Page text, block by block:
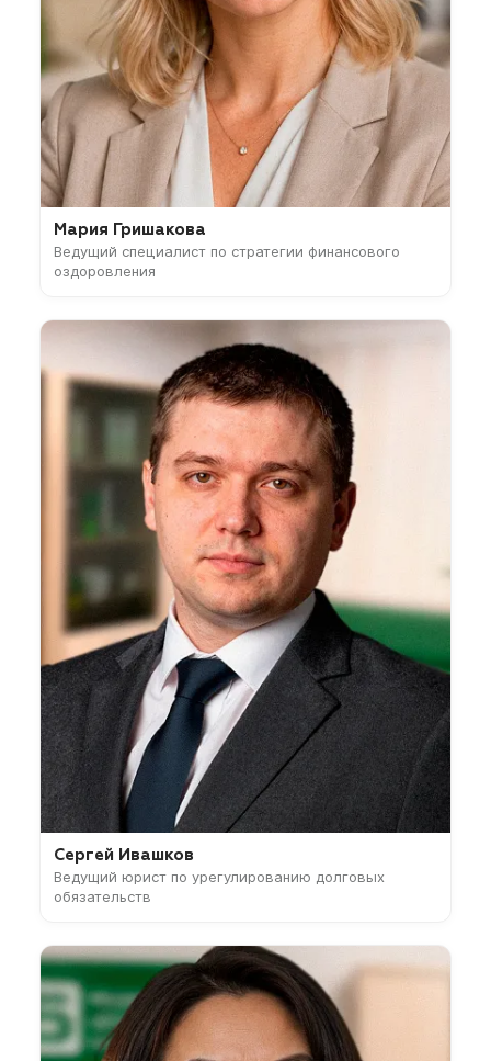
Мария Гришакова
Ведущий специалист по стратегии финансового
оздоровления
Сергей Ивашков
Ведущий юрист по урегулированию долговых
обязательств